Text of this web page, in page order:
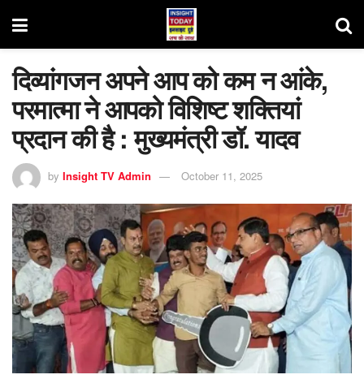
दिव्यांगजन अपने आप को कम न आंके,
परमात्मा ने आपको विशिष्ट शक्तियां
प्रदान की है : मुख्यमंत्री डॉ. यादव
by Insight TV Admin October 11, 2025